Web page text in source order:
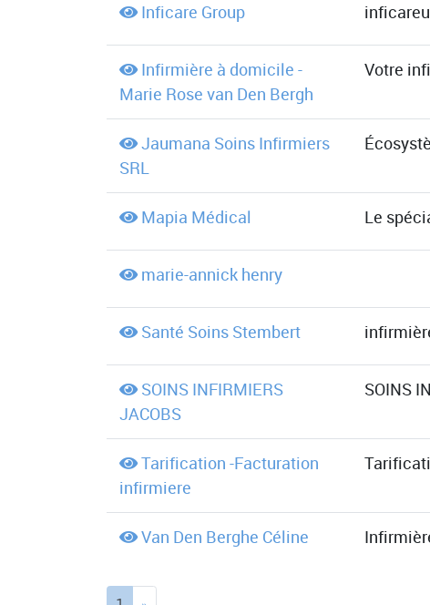
Inficare Group
Infirmière à domicile -
Marie Rose van Den Bergh
Votre
Jaumana Soins Infirmiers
SRL
Mapia Médical Le
marie-annick henry
Santé Soins Stembert
SOINS INFIRMIERS
JACOBS
SOINS
Tarification -Facturation
infirmiere
Van Den Berghe Céline